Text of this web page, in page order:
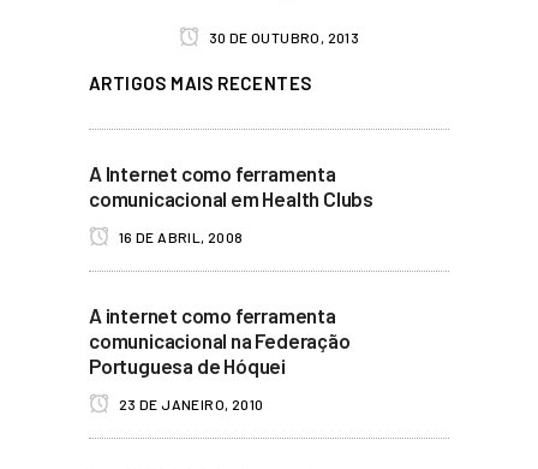
30 DE OUTUBRO, 2013
ARTIGOS MAIS RECENTES
A Internet como ferramenta
comunicacional em Health Clubs
16 DE ABRIL, 2008
A internet como ferramenta
comunicacional na Federação
Portuguesa de Hóquei
23 DE JANEIRO, 2010